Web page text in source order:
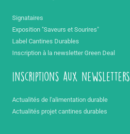
Signataires
Exposition "Saveurs et Sourires"
Label Cantines Durables
Inscription à la newsletter Green Deal
inscriptions aux newsletters
Actualités de l'alimentation durable
Actualités projet cantines durables